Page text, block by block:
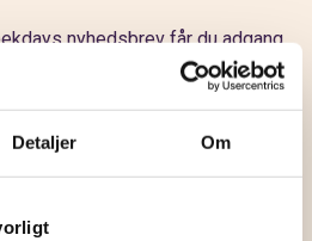
Detaljer Om
nyhedsbrev får du adgang
eksklusive tilbud og tidlige
udsalg. Derudover har mærket
og fordele.